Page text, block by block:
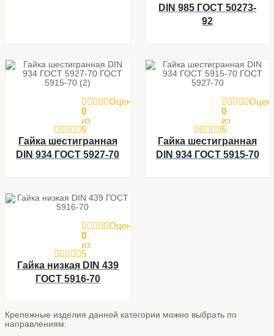
DIN 985 ГОСТ 50273-
92
Оценка
0
из
5
Гайка шестигранная
DIN 934 ГОСТ 5927-70
0
из
5
Гайка шестигранная
DIN 934 ГОСТ 5915-70
Оценка
0
из
5
Гайка низкая DIN 439
ГОСТ 5916-70
Крепежные изделия данной категории можно выбрать по
направлениям: